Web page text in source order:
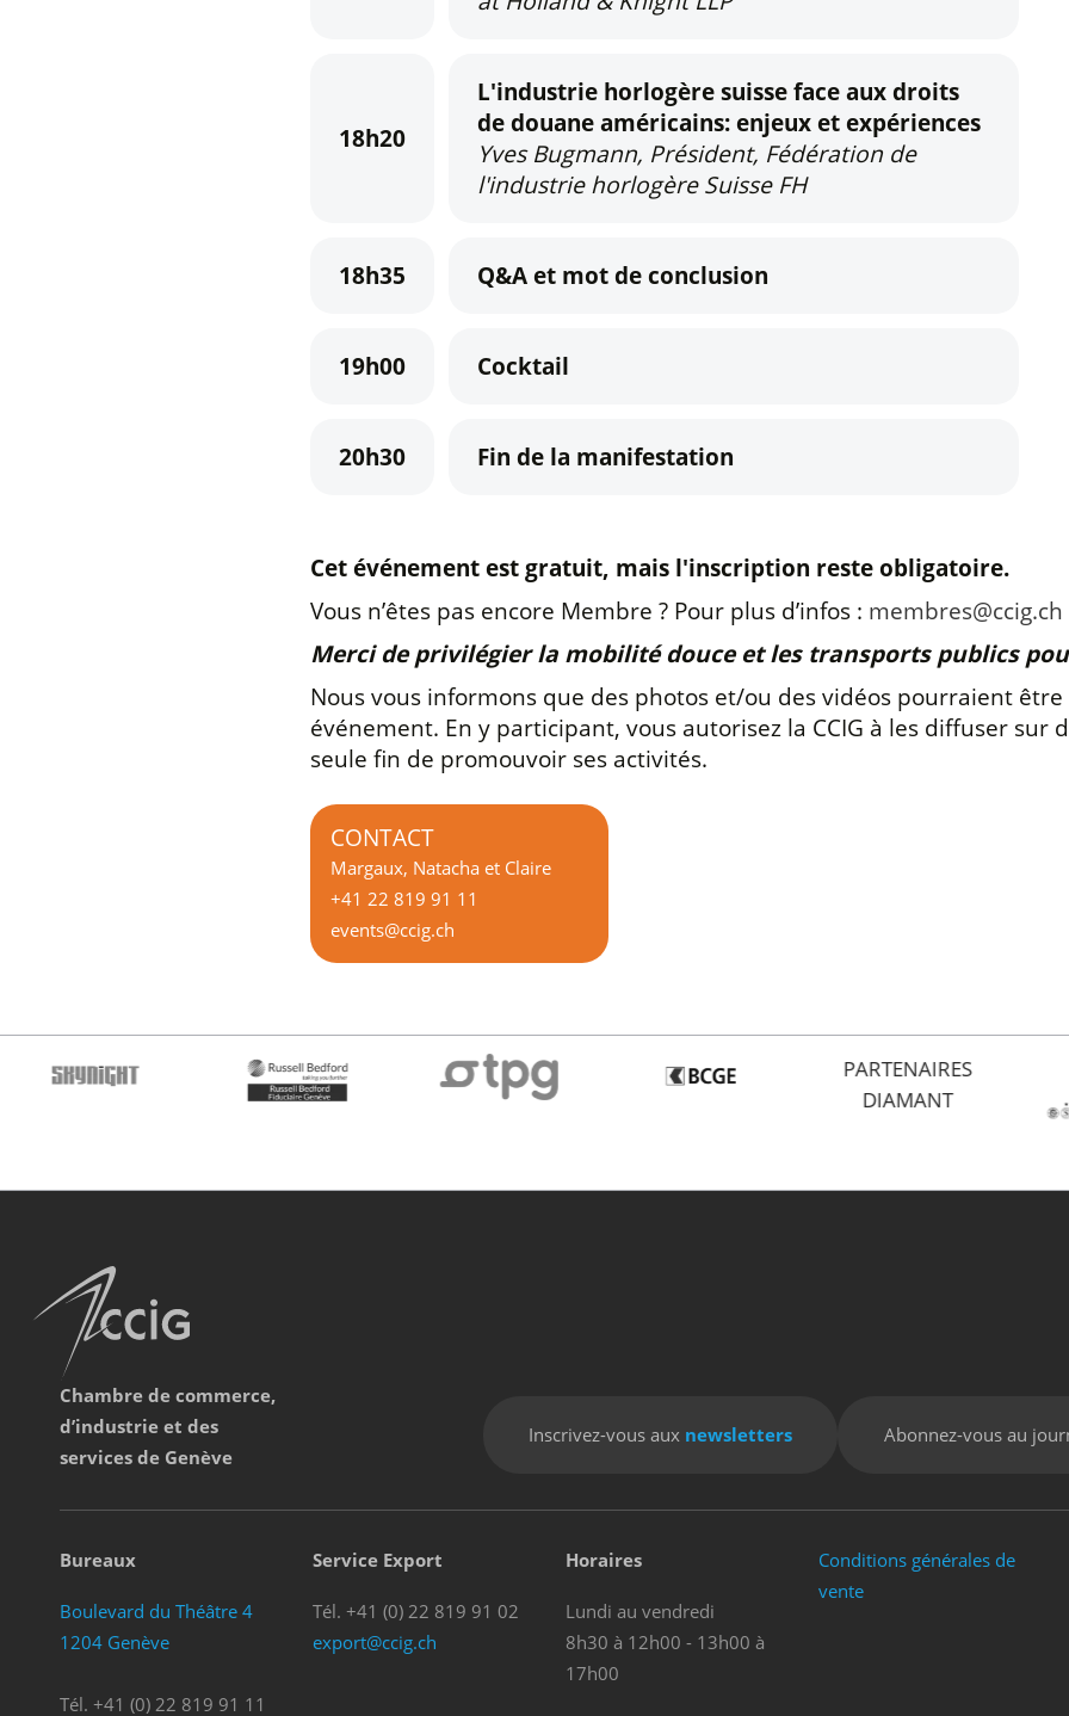
18h20
L'industrie horlogère suisse face aux droits
de douane américains: enjeux et expériences
Yves Bugmann, Président, Fédération de
l'industrie horlogère Suisse FH
18h35 Q&A et mot de conclusion
19h00 Cocktail
20h30 Fin de la manifestation
Cet événement est gratuit, mais l'inscription reste obligatoire.
Vous n’êtes pas encore Membre ? Pour plus d’infos : membres@ccig.ch
Merci de privilégier la mobilité douce et les transports publics
Nous vous informons que des photos et/ou des vidéos pourraient
événement. En y participant, vous autorisez la CCIG à les diffuser
seule fin de promouvoir ses activités.
CONTACT
Margaux, Natacha et Claire
+41 22 819 91 11
events@ccig.ch
PARTENAIRES
DIAMANT
Chambre de commerce,
d’industrie et des
services de Genève
Inscrivez-vous aux newsletters Abonnez-vous au
Bureaux
Boulevard du Théâtre 4
1204 Genève
Tél. +41 (0) 22 819 91 11
Service Export
Tél. +41 (0) 22 819 91 02
export@ccig.ch
Horaires
Lundi au vendredi
8h30 à 12h00 - 13h00 à
17h00
Conditions générales de
vente